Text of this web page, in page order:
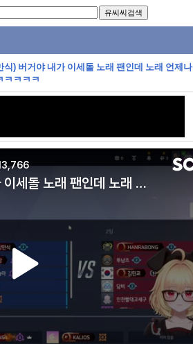
) 버거야 내가 이세돌 노래 팬인데 노래 언제나
ㅋㅋㅋㅋ